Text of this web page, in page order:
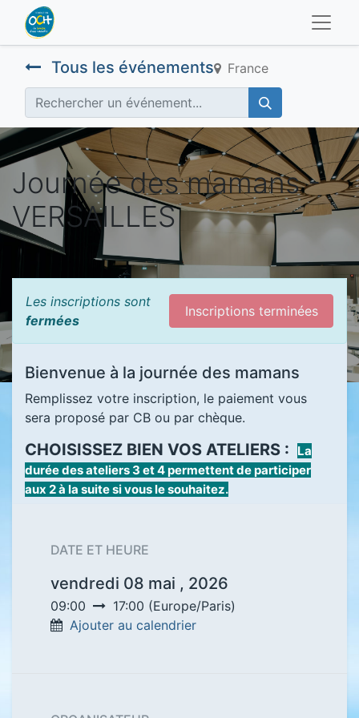
Tous les événements France
Journée des mamans -
VERSAILLES
Les inscriptions sont
fermées
Inscriptions terminées
Bienvenue à la journée des mamans
Remplissez votre inscription, le paiement vous
sera proposé par CB ou par chèque.
CHOISISSEZ BIEN VOS ATELIERS :
La
durée des ateliers 3 et 4 permettent de participer
aux 2 à la suite si vous le souhaitez.
DATE ET HEURE
vendredi 08 mai , 2026
09:00 17:00 (Europe/Paris)
Ajouter au calendrier